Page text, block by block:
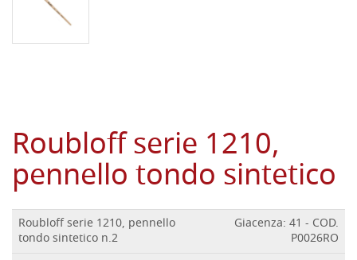
Roubloff serie 1210,
pennello tondo sintetico
Roubloff serie 1210, pennello
tondo sintetico n.2
Giacenza: 41 - COD.
P0026RO